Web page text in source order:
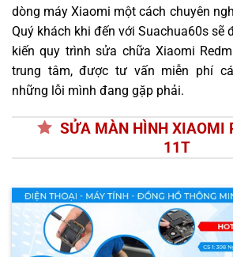
dòng máy Xiaomi một cách chuyên
Quý khách khi đến với Suachua60s sẽ
kiến quy trình sửa chữa Xiaomi
trung tâm, được tư vấn miễn phí
những lỗi mình đang gặp phải.
SỬA MÀN HÌNH XIAOMI
11T